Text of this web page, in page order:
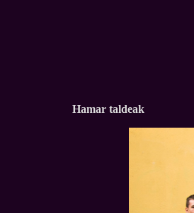
Hamar taldeak